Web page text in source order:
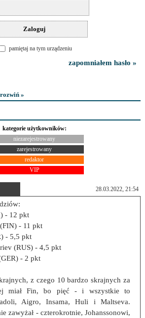
pamiętaj na tym urządzeniu
zapomniałem hasło »
»
kategorie użytkowników:
niezarejestrowany
zarejestrowany
redaktor
VIP
28.03.2022, 21:54
- 12 pkt
- 11 pkt
- 5,5 pkt
(RUS) - 4,5 pkt
- 2 pkt
z czego 10 bardzo skrajnych za
miał Fin, bo pięć - i wszystkie to
Aigro, Insama, Huli i Maltseva.
zawyżał - czterokrotnie, Johanssonowi,